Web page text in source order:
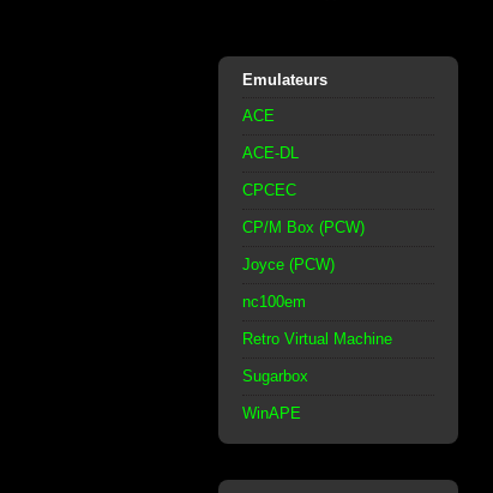
Emulateurs
ACE
ACE-DL
CPCEC
CP/M Box (PCW)
Joyce (PCW)
nc100em
Retro Virtual Machine
Sugarbox
WinAPE